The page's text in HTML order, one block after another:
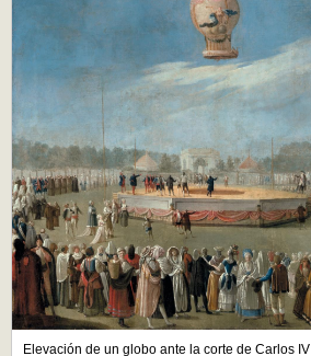
Elevación de un globo ante la corte de Carlos IV